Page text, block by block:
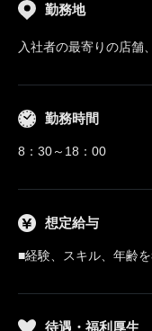
勤務地
入社者の最寄りの店舗
勤務時間
8：30～18：00
想定給与
■経験、スキル、年齢
待遇・福利厚生